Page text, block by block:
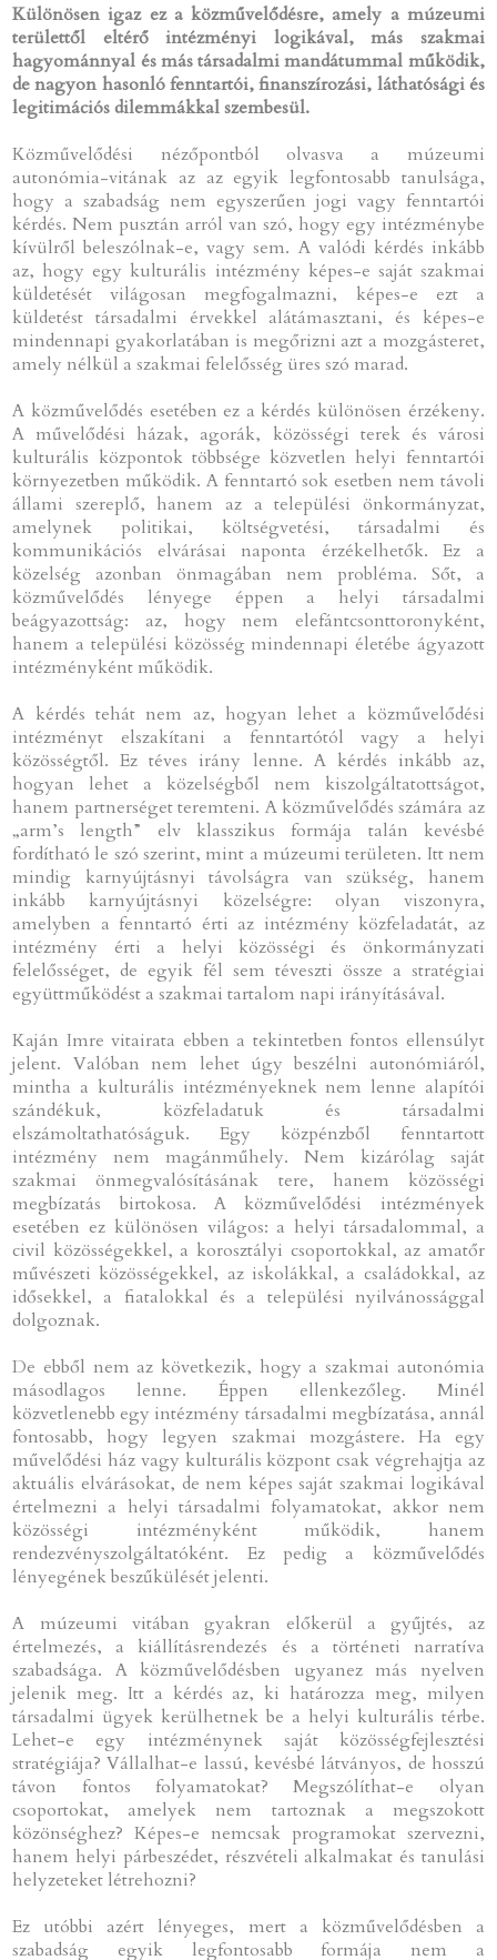
Különösen igaz ez a közművelődésre, amely a múzeumi
területtől eltérő intézményi logikával, más szakmai
hagyománnyal és más társadalmi mandátummal működik,
de nagyon hasonló fenntartói, finanszírozási, láthatósági és
legitimációs dilemmákkal szembesül.
Közművelődési nézőpontból olvasva a múzeumi
autonómia-vitának az az egyik legfontosabb tanulsága,
hogy a szabadság nem egyszerűen jogi vagy fenntartói
kérdés. Nem pusztán arról van szó, hogy egy intézménybe
kívülről beleszólnak-e, vagy sem. A valódi kérdés inkább
az, hogy egy kulturális intézmény képes-e saját szakmai
küldetését világosan megfogalmazni, képes-e ezt a
küldetést társadalmi érvekkel alátámasztani, és képes-e
mindennapi gyakorlatában is megőrizni azt a mozgásteret,
amely nélkül a szakmai felelősség üres szó marad.
A közművelődés esetében ez a kérdés különösen érzékeny.
A művelődési házak, agorák, közösségi terek és városi
kulturális központok többsége közvetlen helyi fenntartói
környezetben működik. A fenntartó sok esetben nem távoli
állami szereplő, hanem az a települési önkormányzat,
amelynek politikai, költségvetési, társadalmi és
kommunikációs elvárásai naponta érzékelhetők. Ez a
közelség azonban önmagában nem probléma. Sőt, a
közművelődés lényege éppen a helyi társadalmi
beágyazottság: az, hogy nem elefántcsonttoronyként,
hanem a települési közösség mindennapi életébe ágyazott
intézményként működik.
A kérdés tehát nem az, hogyan lehet a közművelődési
intézményt elszakítani a fenntartótól vagy a helyi
közösségtől. Ez téves irány lenne. A kérdés inkább az,
hogyan lehet a közelségből nem kiszolgáltatottságot,
hanem partnerséget teremteni. A közművelődés számára az
„arm’s length” elv klasszikus formája talán kevésbé
fordítható le szó szerint, mint a múzeumi területen. Itt nem
mindig karnyújtásnyi távolságra van szükség, hanem
inkább karnyújtásnyi közelségre: olyan viszonyra,
amelyben a fenntartó érti az intézmény közfeladatát, az
intézmény érti a helyi közösségi és önkormányzati
felelősséget, de egyik fél sem téveszti össze a stratégiai
együttműködést a szakmai tartalom napi irányításával.
Kaján Imre vitairata ebben a tekintetben fontos ellensúlyt
jelent. Valóban nem lehet úgy beszélni autonómiáról,
mintha a kulturális intézményeknek nem lenne alapítói
szándékuk, közfeladatuk és társadalmi
elszámoltathatóságuk. Egy közpénzből fenntartott
intézmény nem magánműhely. Nem kizárólag saját
szakmai önmegvalósításának tere, hanem közösségi
megbízatás birtokosa. A közművelődési intézmények
esetében ez különösen világos: a helyi társadalommal, a
civil közösségekkel, a korosztályi csoportokkal, az amatőr
művészeti közösségekkel, az iskolákkal, a családokkal, az
idősekkel, a fiatalokkal és a települési nyilvánossággal
dolgoznak.
De ebből nem az következik, hogy a szakmai autonómia
másodlagos lenne. Éppen ellenkezőleg. Minél
közvetlenebb egy intézmény társadalmi megbízatása, annál
fontosabb, hogy legyen szakmai mozgástere. Ha egy
művelődési ház vagy kulturális központ csak végrehajtja az
aktuális elvárásokat, de nem képes saját szakmai logikával
értelmezni a helyi társadalmi folyamatokat, akkor nem
közösségi intézményként működik, hanem
rendezvényszolgáltatóként. Ez pedig a közművelődés
lényegének beszűkülését jelenti.
A múzeumi vitában gyakran előkerül a gyűjtés, az
értelmezés, a kiállításrendezés és a történeti narratíva
szabadsága. A közművelődésben ugyanez más nyelven
jelenik meg. Itt a kérdés az, ki határozza meg, milyen
társadalmi ügyek kerülhetnek be a helyi kulturális térbe.
Lehet-e egy intézménynek saját közösségfejlesztési
stratégiája? Vállalhat-e lassú, kevésbé látványos, de hosszú
távon fontos folyamatokat? Megszólíthat-e olyan
csoportokat, amelyek nem tartoznak a megszokott
közönséghez? Képes-e nemcsak programokat szervezni,
hanem helyi párbeszédet, részvételi alkalmakat és tanulási
helyzeteket létrehozni?
Ez utóbbi azért lényeges, mert a közművelődésben a
szabadság egyik legfontosabb formája nem a